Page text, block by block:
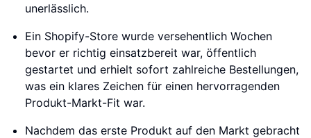
unerlässlich.
Ein Shopify-Store wurde versehentlich Wochen
bevor er richtig einsatzbereit war, öffentlich
gestartet und erhielt sofort zahlreiche Bestellungen,
was ein klares Zeichen für einen hervorragenden
Produkt-Markt-Fit war.
Nachdem das erste Produkt auf den Markt gebracht